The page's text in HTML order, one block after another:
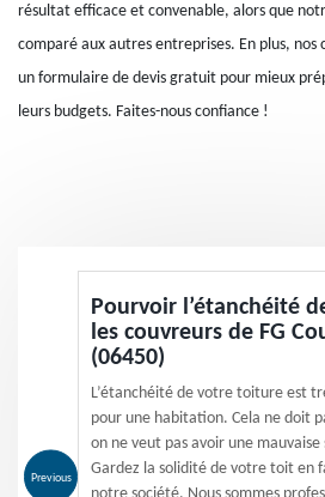
résultat efficace et convenable, alors que
comparé aux autres entreprises. En plus, nos
un formulaire de devis gratuit pour mieux
leurs budgets. Faites-nous confiance !
Previous
Pourvoir l’étanchéité
les couvreurs de FG
(06450)
L’étanchéité de votre toiture est
pour une habitation. Cela ne doit
on ne veut pas avoir une
Gardez la solidité de votre toit en